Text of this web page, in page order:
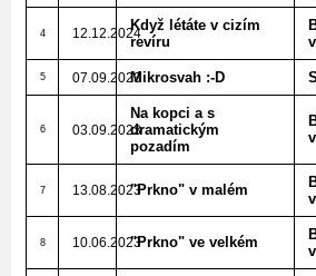
4 12.12.2024Když létáte v cizím
revíru
5 07.09.2023Mikrosvah :-D
6 03.09.2023
Na kopci a s
dramatickým
pozadím
7 13.08.2023"Prkno" v malém
8 10.06.2023"Prkno" ve velkém